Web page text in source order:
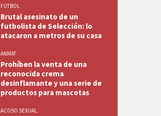
FUTBOL
Brutal asesinato de un
futbolista de Selección: lo
atacaron a metros de su casa
ANMAT
Prohíben la venta de una
reconocida crema
desinflamante y una serie de
productos para mascotas
ACOSO SEXUAL